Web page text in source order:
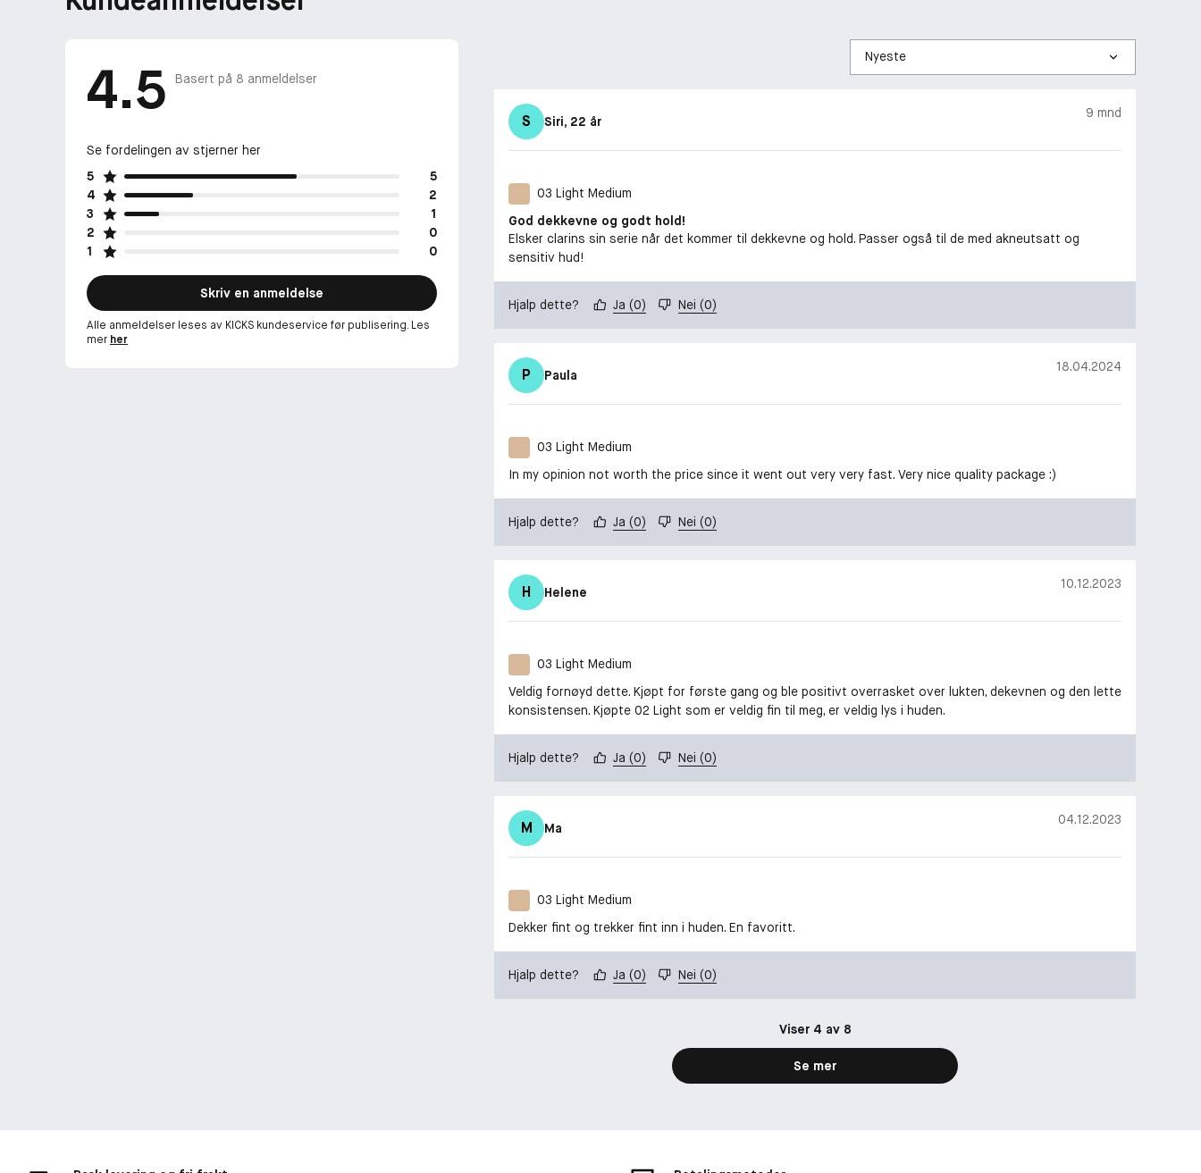
4.5 Basert på 8 anmeldelser
Se fordelingen av stjerner her
5
5
4
2
3
1
2
0
1
0
Skriv en anmeldelse
Alle anmeldelser leses av KICKS kundeservice før publisering. Les
mer her
Sorter
etter
S Siri, 22 år
9 mnd
03 Light Medium
God dekkevne og godt hold!
Elsker clarins sin serie når det kommer til dekkevne og hold. Passer også til de med akneutsatt og
sensitiv hud!
Hjalp dette? Ja (0) Nei (0)
P Paula
18.04.2024
03 Light Medium
In my opinion not worth the price since it went out very very fast. Very nice quality package :)
Hjalp dette? Ja (0) Nei (0)
H Helene
10.12.2023
03 Light Medium
Veldig fornøyd dette. Kjøpt for første gang og ble positivt overrasket over lukten, dekevnen og den lette
konsistensen. Kjøpte 02 Light som er veldig fin til meg, er veldig lys i huden.
Hjalp dette? Ja (0) Nei (0)
M Ma
04.12.2023
03 Light Medium
Dekker fint og trekker fint inn i huden. En favoritt.
Hjalp dette? Ja (0) Nei (0)
Viser 4 av 8
Se mer